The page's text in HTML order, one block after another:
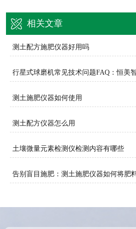
相关文章
测土配方施肥仪器好用吗
测土施肥仪器如何使用
测土配方仪器怎么用
土壤微量元素检测仪检测内容有哪些